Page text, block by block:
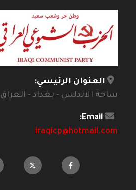
العنوان الرئيسي:
ساحة الاندلس - بغداد - العراق
Email:
iraqicp@hotmail.com